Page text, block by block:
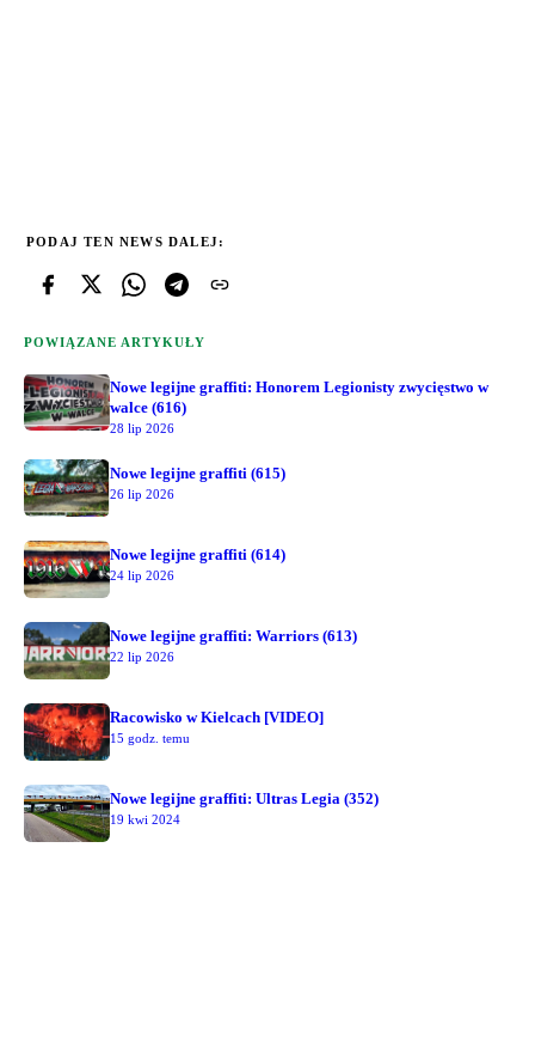
PODAJ TEN NEWS DALEJ:
POWIĄZANE ARTYKUŁY
Nowe legijne graffiti: Honorem Legionisty zwycięstwo w
walce (616)
28 lip 2026
Nowe legijne graffiti (615)
26 lip 2026
Nowe legijne graffiti (614)
24 lip 2026
Nowe legijne graffiti: Warriors (613)
22 lip 2026
Racowisko w Kielcach [VIDEO]
15 godz. temu
Nowe legijne graffiti: Ultras Legia (352)
19 kwi 2024